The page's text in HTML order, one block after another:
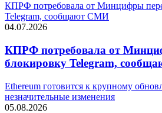
КПРФ потребовала от Минцифры
Telegram, сообщают СМИ
04.07.2026
КПРФ потребовала от
блокировку Telegram,
Ethereum готовится к крупному
незначительные изменения
05.08.2026